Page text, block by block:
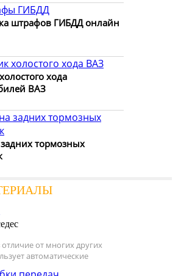
штрафов ГИБДД онлайн
хода
ВАЗ
тормозных
от многих других
автоматические